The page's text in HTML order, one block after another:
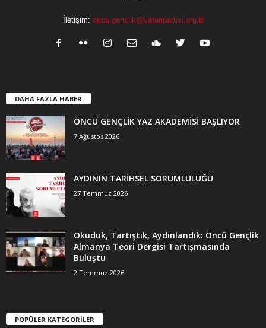
İletişim: oncu.genclik@vatanpartisi.org.tr
DAHA FAZLA HABER
ÖNCÜ GENÇLİK YAZ AKADEMİSİ BAŞLIYOR
7 Ağustos 2026
AYDININ TARİHSEL SORUMLULUĞU
27 Temmuz 2026
Okuduk, Tartıştık, Aydınlandık: Öncü Gençlik
Almanya Teori Dergisi Tartışmasında
Buluştu
2 Temmuz 2026
POPÜLER KATEGORİLER